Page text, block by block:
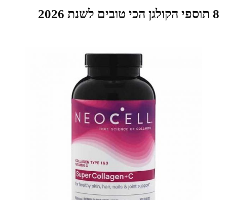
8 תוספי הקולגן הכי טובים לשנת 2026